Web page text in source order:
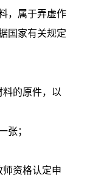
，属于弄虚作
国家有关规定
料的原件，以
张；
师资格认定申